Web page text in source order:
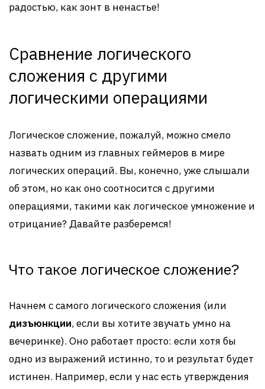
радостью, как зонт в ненастье!
Сравнение логического
сложения с другими
логическими операциями
Логическое сложение, пожалуй, можно смело
назвать одним из главных геймеров в мире
логических операций. Вы, конечно, уже слышали
об этом, но как оно соотносится с другими
операциями, такими как логическое умножение и
отрицание? Давайте разберемся!
Что такое логическое сложение?
Начнем с самого логического сложения (или
дизъюнкции, если вы хотите звучать умно на
вечеринке). Оно работает просто: если хотя бы
одно из выражений истинно, то и результат будет
истинен. Например, если у нас есть утверждения